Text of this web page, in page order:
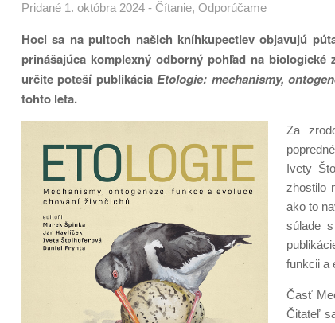
Pridané 1. októbra 2024 - Čítanie, Odporúčame
Hoci sa na pultoch našich kníhkupectiev objavujú
prinášajúca komplexný odborný pohľad na
určite poteší publikáciaEtologie: mechanismy,
tohto leta.
Za
Ivety
zhostilo
ako to
súlade
funkcii a
Časť
Čitateľ